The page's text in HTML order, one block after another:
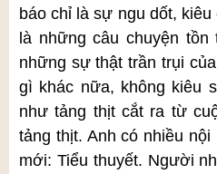
báo chỉ là sự ngu dốt,
là những câu chuyện
những sự thật trần trụi
gì khác nữa, không kiêu
như tảng thịt cắt ra từ
tảng thịt. Anh có nhiều
mới: Tiểu thuyết. Người